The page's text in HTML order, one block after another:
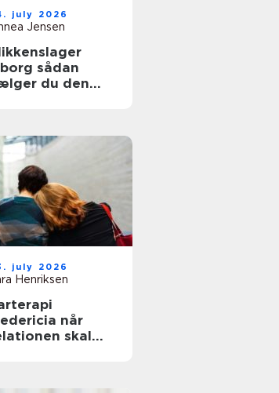
july 2026
Jensen
sådan
du den
july 2026
Henriksen
når
skal